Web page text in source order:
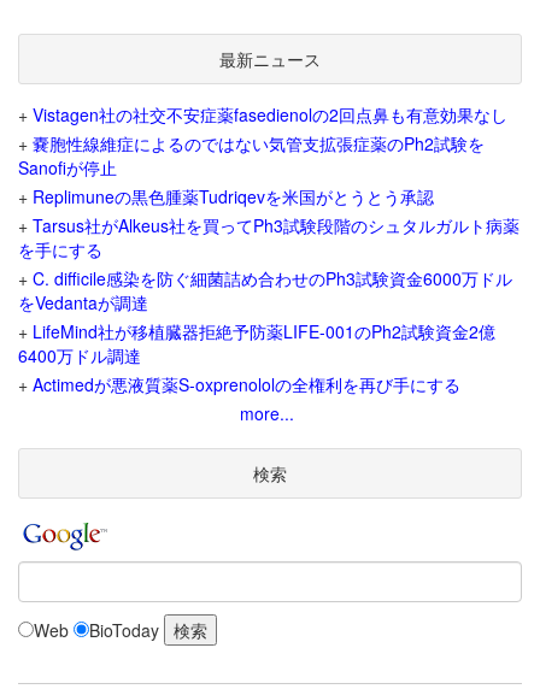
最新ニュース
+ Vistagen社の社交不安症薬fasedienolの2回点鼻も有意効果なし
+ 嚢胞性線維症によるのではない気管支拡張症薬のPh2試験を
Sanofiが停止
+ Replimuneの黒色腫薬Tudriqevを米国がとうとう承認
+ Tarsus社がAlkeus社を買ってPh3試験段階のシュタルガルト病薬
を手にする
+ C. difficile感染を防ぐ細菌詰め合わせのPh3試験資金6000万ドル
をVedantaが調達
+ LifeMind社が移植臓器拒絶予防薬LIFE-001のPh2試験資金2億
6400万ドル調達
+ Actimedが悪液質薬S-oxprenololの全権利を再び手にする
more...
検索
Web BioToday